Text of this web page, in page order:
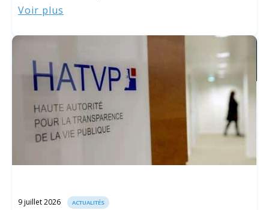
Voir plus
9 juillet 2026 ACTUALITÉS